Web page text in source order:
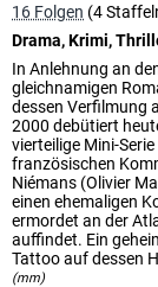
16 Folgen (4
Drama, Krimi,
In Anlehnung an
gleichnamigen
dessen Verfilmung
2000 debütiert
vierteilige Mini-
französischen
Niémans (Olivier
einen ehemaligen
ermordet an der
auffindet. Ein
Tattoo auf dessen
(mm)